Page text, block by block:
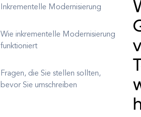
Inkrementelle Modernisierung
Wie inkrementelle Modernisierung
funktioniert
Fragen, die Sie stellen sollten,
bevor Sie umschreiben